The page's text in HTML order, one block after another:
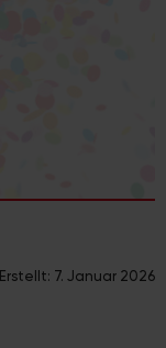
Erstellt: 7. Januar 2026